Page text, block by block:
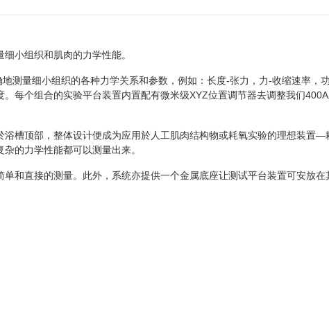
小组织和肌肉的力学性能。
测量细小组织的各种力学关系和参数，例如：长度-张力，力-收缩速率，
每个组合的实验平台装置内置配有微米级XYZ位置调节器去调整我们400A
槽顶部，整体设计便成为应用於人工肌肉结构物或耗氧实验的理想装置—
的力学性能都可以测量出来。
和直接的测量。此外，系统亦提供一个金属底座让测试平台装置可安放在